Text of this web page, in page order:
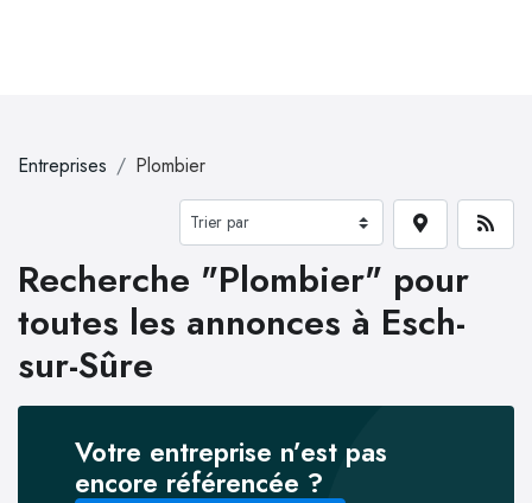
Entreprises Plombier
Recherche "Plombier" pour
toutes les annonces à Esch-
sur-Sûre
Votre entreprise n’est pas
encore référencée ?